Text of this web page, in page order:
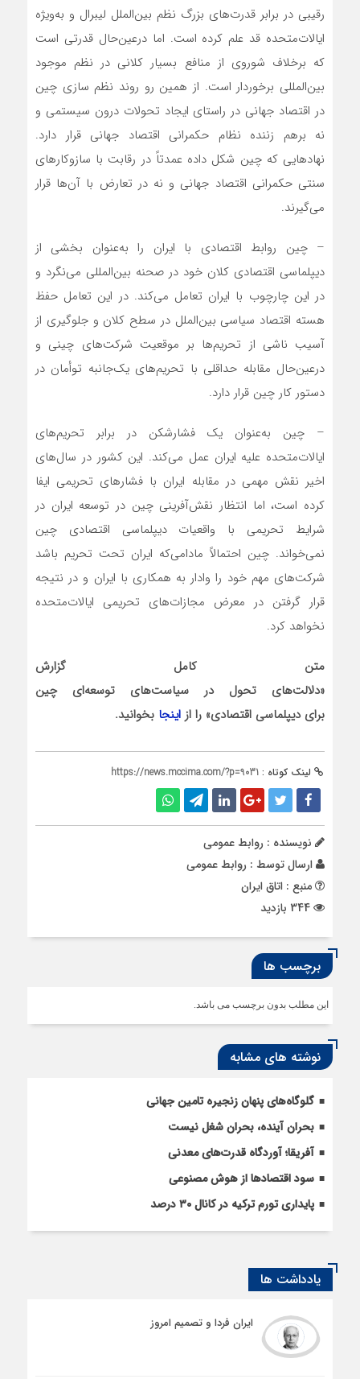
رقیبی در برابر قدرت‌های بزرگ نظم بین‌الملل لیبرال و به‌ویژه
ایالات‌متحده قد علم کرده است. اما درعین‌حال قدرتی است
که برخلاف شوروی از منافع بسیار کلانی در نظم موجود
بین‌المللی برخوردار است. از همین رو روند نظم سازی چین
در اقتصاد جهانی در راستای ایجاد تحولات درون سیستمی و
نه برهم زننده نظام حکمرانی اقتصاد جهانی قرار دارد.
نهادهایی که چین شکل داده عمدتاً در رقابت با سازوکارهای
سنتی حکمرانی اقتصاد جهانی و نه در تعارض با آن‌ها قرار
می‌گیرند.
– چین روابط اقتصادی با ایران را به‌عنوان بخشی از
دیپلماسی اقتصادی کلان خود در صحنه بین‌المللی می‌نگرد و
در این چارچوب با ایران تعامل می‌کند. در این تعامل حفظ
هسته اقتصاد سیاسی بین‌الملل در سطح کلان و جلوگیری از
آسیب ناشی از تحریم‌ها بر موقعیت شرکت‌های چینی و
درعین‌حال مقابله حداقلی با تحریم‌های یک‌جانبه توأمان در
دستور کار چین قرار دارد.
– چین به‌عنوان یک فشارشکن در برابر تحریم‌های
ایالات‌متحده علیه ایران عمل می‌کند. این کشور در سال‌های
اخیر نقش مهمی در مقابله ایران با فشارهای تحریمی ایفا
کرده است، اما انتظار نقش‌آفرینی چین در توسعه ایران در
شرایط تحریمی با واقعیات دیپلماسی اقتصادی چین
نمی‌خواند. چین احتمالاً مادامی‌که ایران تحت تحریم باشد
شرکت‌های مهم خود را وادار به همکاری با ایران و در نتیجه
قرار گرفتن در معرض مجازات‌های تحریمی ایالات‌متحده
نخواهد کرد.
متن کامل گزارش
«دلالت‌های
تحول در سیاست‌های توسعه‌ای
چین
برای دیپلماسی اقتصادی» را از اینجا بخوانید.
لینک کوتاه : https://news.mccima.com/?p=9031
نویسنده : روابط عمومی
ارسال توسط : روابط عمومی
منبع : اتاق ایران
برچسب ها
این مطلب بدون برچسب می باشد.
نوشته های مشابه
گلوگاه‌های پنهان زنجیره تامین جهانی
بحران آینده، بحران شغل نیست
آفریقا؛ آوردگاه قدرت‌های معدنی
سود اقتصاد‌ها از هوش مصنوعی
پایداری تورم ترکیه در کانال ۳۰ درصد
یادداشت ها
ایران فردا و تصمیم امروز